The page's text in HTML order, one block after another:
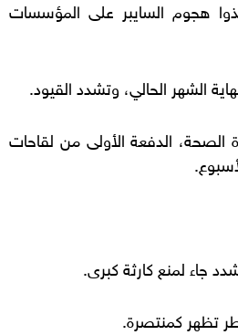
هجوم السايبر على المؤسسات
الشهر الحالي، وتشدد القيود.
الدفعة الأولى من لقاحات
جاء لمنع كارثة كبرى.
تظهر كمنتصرة.